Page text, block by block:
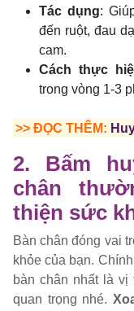
Tác dụng:
đến ruột, đau
cam.
Cách thực
trong vòng 1-3
>> ĐỌC THÊM:
2. Bấm
chân
thiện sức
Bàn chân đóng vai
khỏe của bạn.
bàn chân nhất là
quan trọng nhé.